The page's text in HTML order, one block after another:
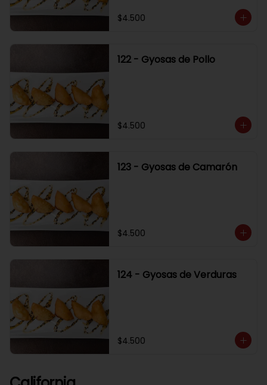
$4.500
122 - Gyosas de Pollo
$4.500
123 - Gyosas de Camarón
$4.500
124 - Gyosas de Verduras
$4.500